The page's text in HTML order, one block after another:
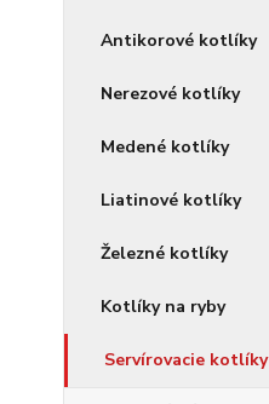
Antikorové kotlíky
Nerezové kotlíky
Medené kotlíky
Liatinové kotlíky
Železné kotlíky
Kotlíky na ryby
Servírovacie kotlíky